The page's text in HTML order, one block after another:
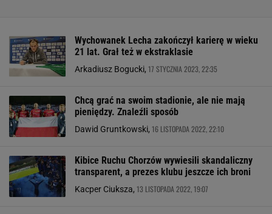
Wychowanek Lecha zakończył karierę w wieku
21 lat. Grał też w ekstraklasie
Arkadiusz Bogucki, 17 STYCZNIA 2023, 22:35
Chcą grać na swoim stadionie, ale nie mają
pieniędzy. Znaleźli sposób
Dawid Gruntkowski, 16 LISTOPADA 2022, 22:10
Kibice Ruchu Chorzów wywiesili skandaliczny
transparent, a prezes klubu jeszcze ich broni
Kacper Ciuksza, 13 LISTOPADA 2022, 19:07